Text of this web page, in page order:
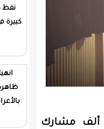
وقد استخدم الباحثون أجهزة استشعار تُرتدى على المعصم لمتابعة أكثر من 89 ألف مشارك
نفط
كبيرة